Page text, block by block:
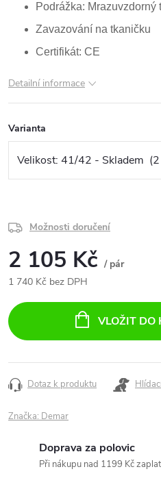
Podrážka: Mrazuvzdorný
Zavazování na tkaničku
Certifikát: CE
Detailní informace
Varianta
Možnosti doručení
2 105 Kč / pár
1 740 Kč bez DPH
cena:
VLOŽIT DO
Dotaz k produktu
Značka: Demar
Doprava za polovic
Při nákupu nad 1199 Kč